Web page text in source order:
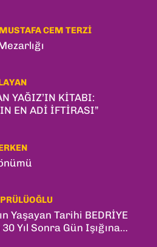
CEM TERZI
YAĞIZ’IN KİTABI:
EN ADİ İFTİRASI”
Yaşayan Tarihi BEDRİYE
30 Yıl Sonra Gün Işığına